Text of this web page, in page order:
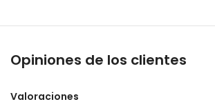
Opiniones de los clientes
Valoraciones